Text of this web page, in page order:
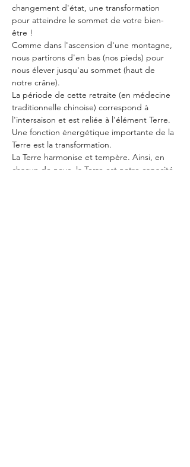
changement d'état, une transformation
pour atteindre le sommet de votre bien-
être !
Comme dans l'ascension d'une montagne,
nous partirons d'en bas (nos pieds) pour
nous élever jusqu'au sommet (haut de
notre crâne).
La période de cette retraite (en médecine
traditionnelle chinoise) correspond à
l'intersaison et est reliée à l'élément Terre.
Une fonction énergétique importante de la
Terre est la transformation.
La Terre harmonise et tempère. Ainsi, en
chacun de nous, la Terre est notre capacité